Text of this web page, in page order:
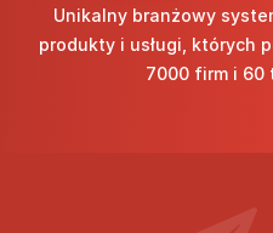
Unikalny branżowy
produkty i usługi, których
7000 firm i 60